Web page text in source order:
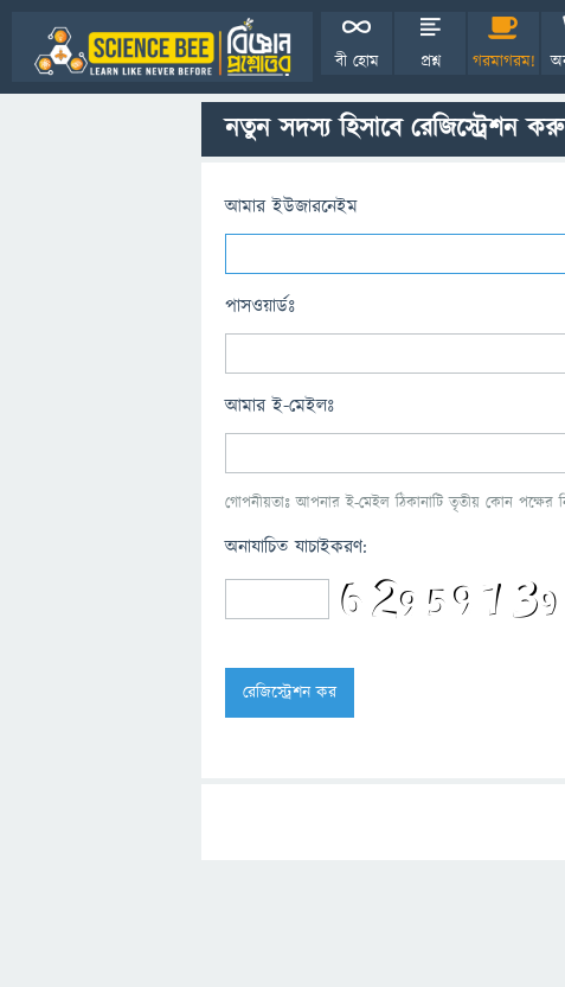
বী হোম প্রশ্ন গরমাগরম!
নতুন সদস্য হিসাবে রেজিস্ট্রেশন
আমার ইউজারনেইম
পাসওয়ার্ডঃ
আমার ই-মেইলঃ
গোপনীয়তাঃ আপনার ই-মেইল ঠিকানাটি তৃতীয় কোন পক্ষের
অনাযাচিত যাচাইকরণ: